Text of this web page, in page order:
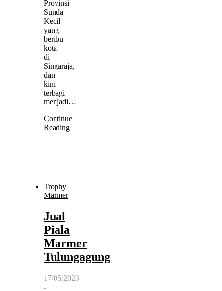
Provinsi
Sunda
Kecil
yang
beribu
kota
di
Singaraja,
dan
kini
terbagi
menjadi…
Continue
Reading
Trophy
Marmer
Jual
Piala
Marmer
Tulungagung
17/05/2023
-